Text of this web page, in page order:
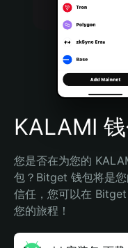
Português (Brasil)
Español (Argentina)
KALAMI
您是否在为您的
包？Bitget 钱包将是
信任，您可以在
您的旅程！